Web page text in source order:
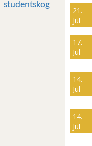
21.
Jul
17.
Jul
14.
Jul
14.
Jul